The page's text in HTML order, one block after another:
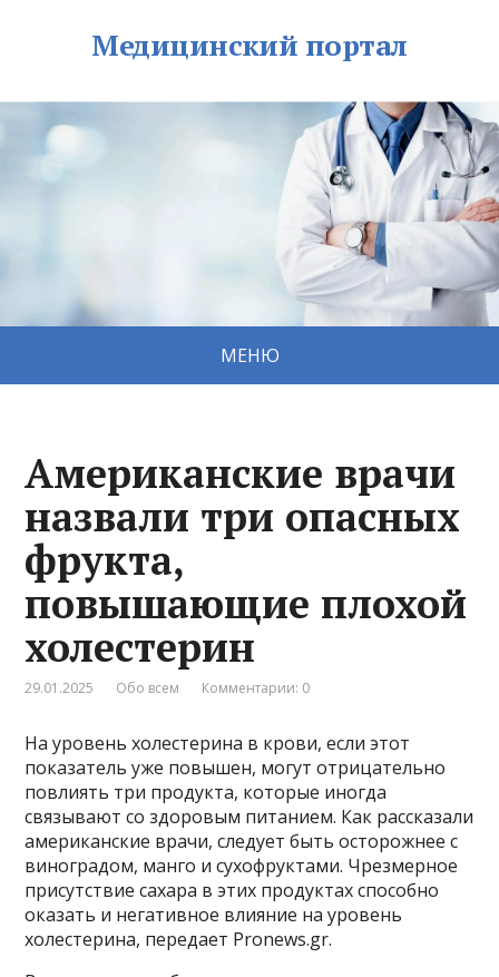
Медицинский портал
МЕНЮ
Американские врачи
назвали три опасных
фрукта,
повышающие плохой
холестерин
29.01.2025 Обо всем Комментарии: 0
На уровень холестерина в крови, если этот
показатель уже повышен, могут отрицательно
повлиять три продукта, которые иногда
связывают со здоровым питанием. Как рассказали
американские врачи, следует быть осторожнее с
виноградом, манго и сухофруктами. Чрезмерное
присутствие сахара в этих продуктах способно
оказать и негативное влияние на уровень
холестерина, передает Pronews.gr.